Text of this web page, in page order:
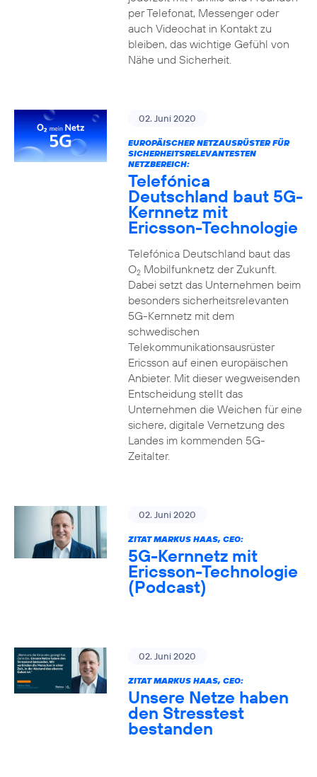
per Telefonat, Messenger oder
auch Videochat in Kontakt zu
bleiben, das wichtige Gefühl von
Nähe und Sicherheit.
02. Juni 2020
EUROPÄISCHER NETZAUSRÜSTER FÜR
SICHERHEITSRELEVANTESTEN
NETZBEREICH:
Telefónica
Deutschland baut 5G-
Kernnetz mit
Ericsson-Technologie
Telefónica Deutschland baut das
O2Mobilfunknetz der Zukunft.
Dabei setzt das Unternehmen beim
besonders sicherheitsrelevanten
5G-Kernnetz mit dem
schwedischen
Telekommunikationsausrüster
Ericsson auf einen europäischen
Anbieter. Mit dieser wegweisenden
Entscheidung stellt das
Unternehmen die Weichen für eine
sichere, digitale Vernetzung des
Landes im kommenden 5G-
Zeitalter.
02. Juni 2020
ZITAT MARKUS HAAS, CEO:
5G-Kernnetz mit
Ericsson-Technologie
(Podcast)
02. Juni 2020
ZITAT MARKUS HAAS, CEO:
Unsere Netze haben
den Stresstest
bestanden